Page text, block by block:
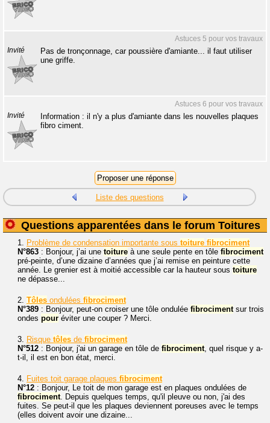
Astuces 5 pour vos travaux
Invité
Pas de tronçonnage, car poussière d'amiante... il faut utiliser
une griffe.
Astuces 6 pour vos travaux
Invité
Information : il n'y a plus d'amiante dans les nouvelles plaques
fibro ciment.
Liste des questions
Questions apparentées dans le forum Toitures
1. Problème de condensation importante sous toiture fibrociment
N°863 : Bonjour, j’ai une toiture à une seule pente en tôle fibrociment
pré-peinte, d’une dizaine d’années que j’ai remise en peinture cette
année. Le grenier est à moitié accessible car la hauteur sous toiture
ne dépasse...
2. Tôles ondulées fibrociment
N°389 : Bonjour, peut-on croiser une tôle ondulée fibrocimentsur trois
ondes pour éviter une couper ? Merci.
3. Risque tôles de fibrociment
N°512 : Bonjour, j'ai un garage en tôle de fibrociment, quel risque y a-
t-il, il est en bon état, merci.
4. Fuites toit garage plaques fibrociment
N°12 : Bonjour, Le toit de mon garage est en plaques ondulées de
fibrociment. Depuis quelques temps, qu'il pleuve ou non, j'ai des
fuites. Se peut-il que les plaques deviennent poreuses avec le temps
(elles doivent avoir une dizaine...